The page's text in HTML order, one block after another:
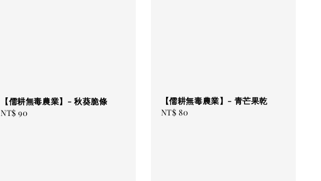
【儒耕無毒農業】- 秋葵脆條
Regular
NT$ 90
【儒耕無毒農業】- 青芒果乾
Regular
NT$ 80